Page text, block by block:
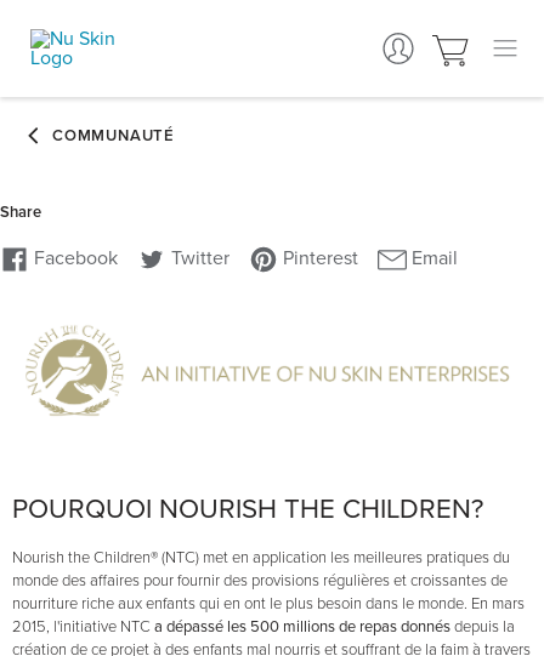
POURQUOI NOURISH THE CHILDREN?
Nourish the Children® (NTC) met en application les meilleures pratiques du
monde des affaires pour fournir des provisions régulières et croissantes de
nourriture riche aux enfants qui en ont le plus besoin dans le monde. En mars
2015, l'initiative NTC a dépassé les 500 millions de repas donnésdepuis la
création de ce projet à des enfants mal nourris et souffrant de la faim à travers